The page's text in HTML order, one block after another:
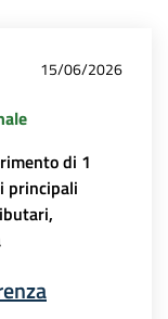
15/06/2026
di 1
principali